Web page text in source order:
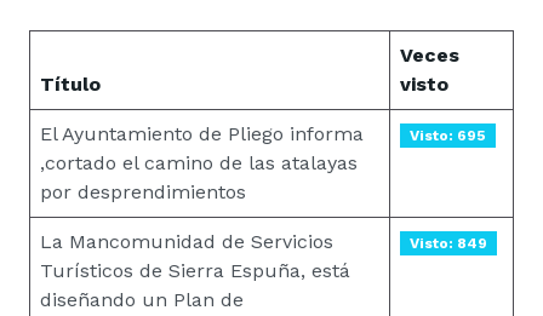
Título
Veces
visto
El Ayuntamiento de Pliego informa
,cortado el camino de las atalayas
por desprendimientos
Visto: 695
La Mancomunidad de Servicios
Turísticos de Sierra Espuña, está
diseñando un Plan de
Visto: 849